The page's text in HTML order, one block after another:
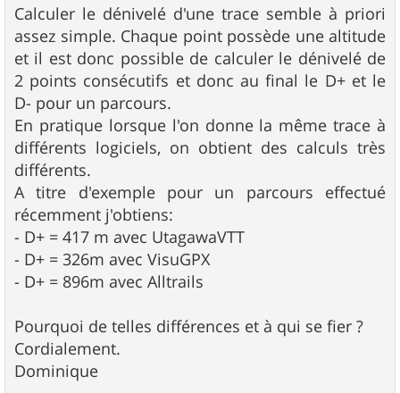
g
e
Calculer le dénivelé d'une trace semble à priori
assez simple. Chaque point possède une altitude
et il est donc possible de calculer le dénivelé de
2 points consécutifs et donc au final le D+ et le
D- pour un parcours.
En pratique lorsque l'on donne la même trace à
différents logiciels, on obtient des calculs très
différents.
A titre d'exemple pour un parcours effectué
récemment j'obtiens:
- D+ = 417 m avec UtagawaVTT
- D+ = 326m avec VisuGPX
- D+ = 896m avec Alltrails
Pourquoi de telles différences et à qui se fier ?
Cordialement.
Dominique